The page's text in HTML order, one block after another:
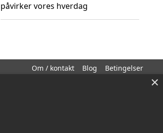
påvirker vores hverdag
Om / kontakt Blog Betingelser
×